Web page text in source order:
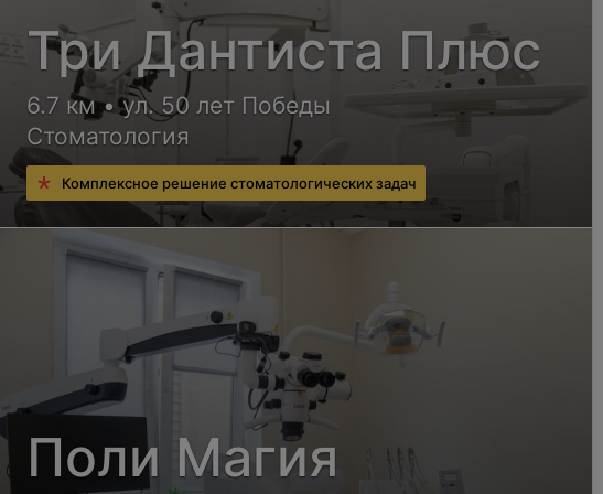
Три Дантиста Плюс
6.7 км • ул. 50 лет Победы
Стоматология
Комплексное решение стоматологических задач
Поли Магия